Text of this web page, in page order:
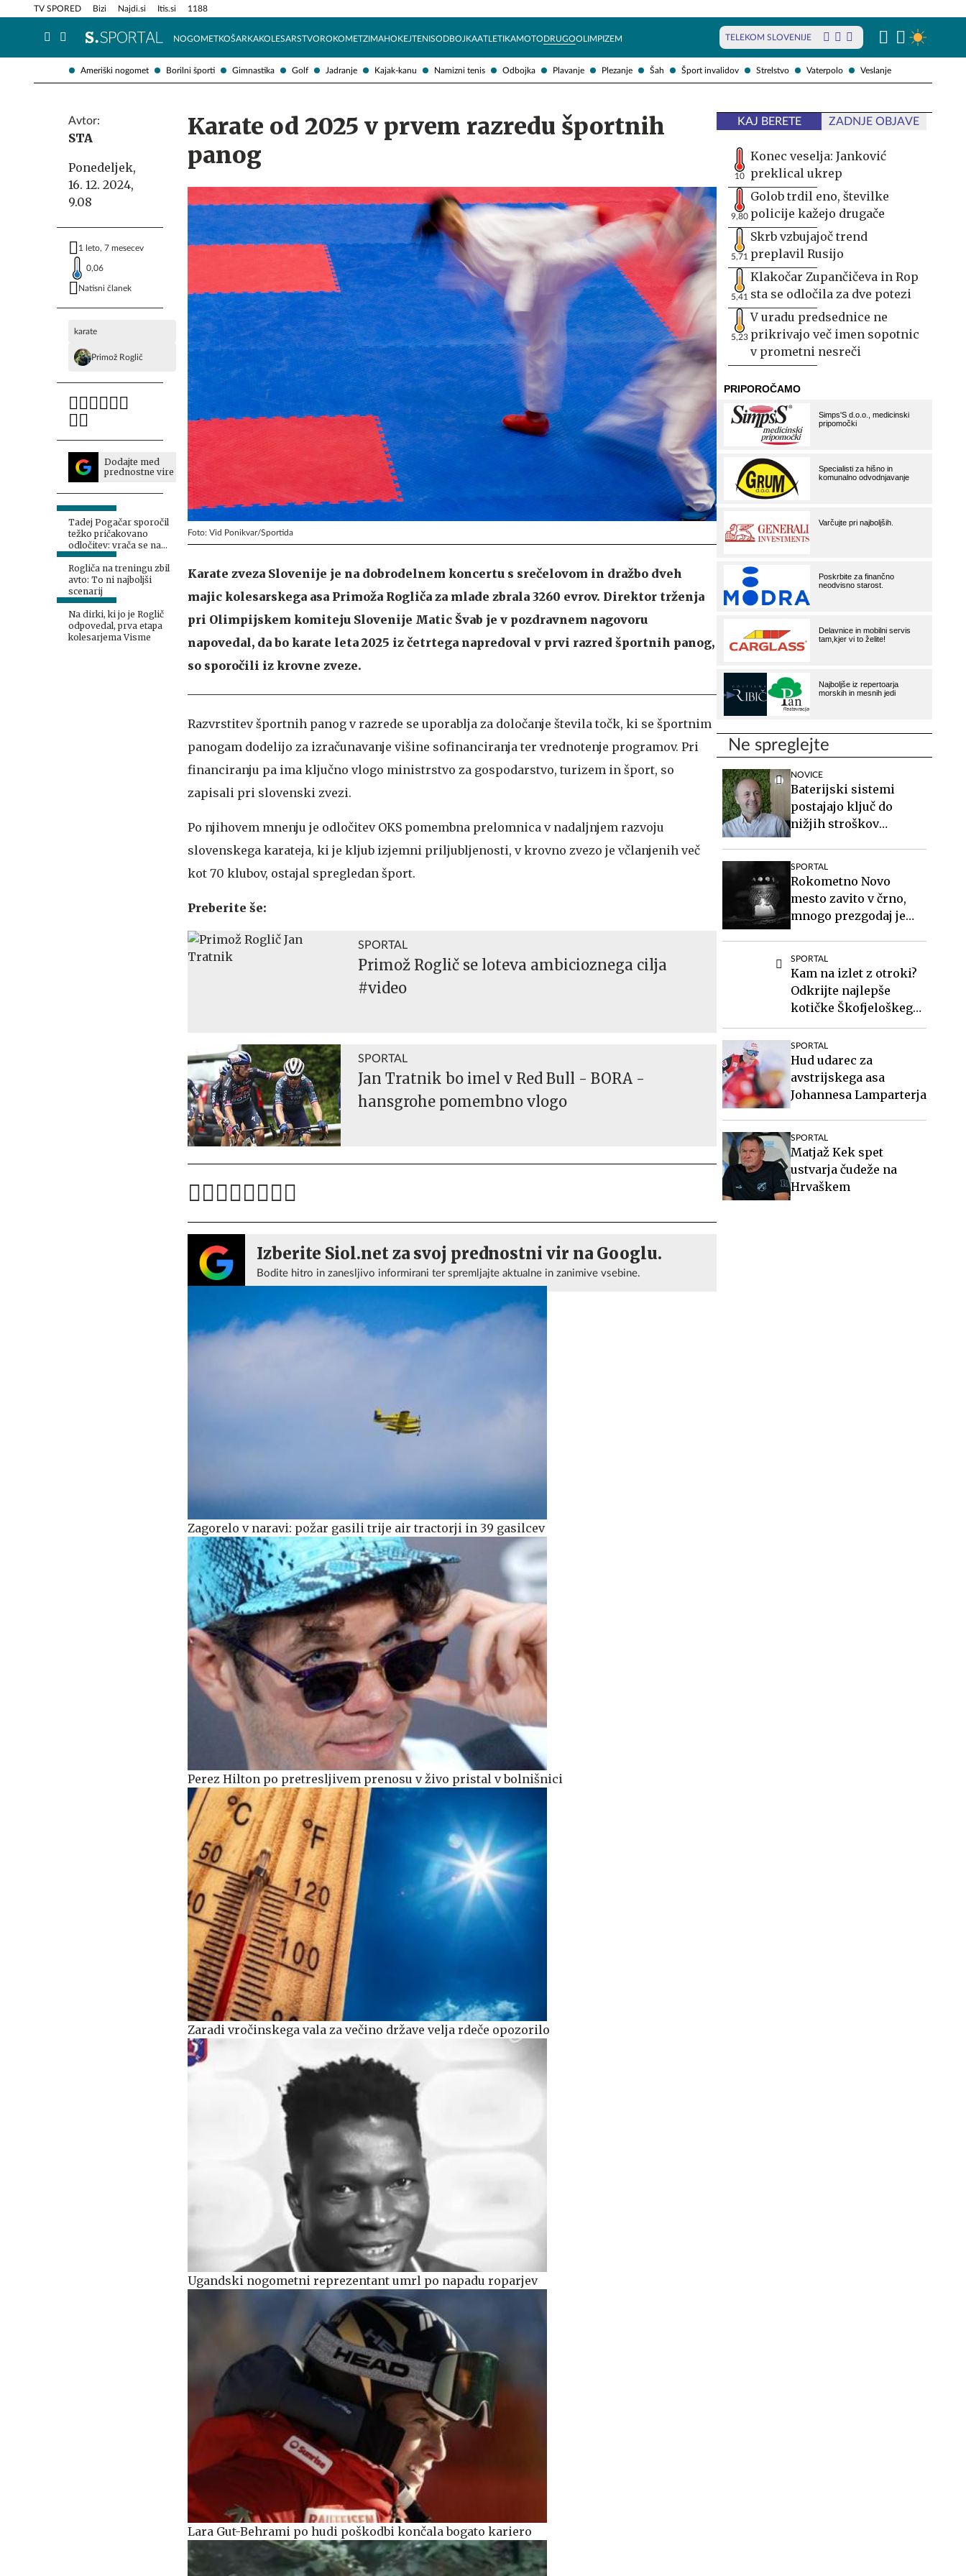
Ameriški nogomet Borilni športi Gimnastika Golf Jadranje Kajak-kanu Namizni tenis Odbojka Plavanje Plezanje Šah Šport invalidov Strelstvo Vaterpolo Veslanje
TV SPORED Bizi Najdi.si Itis.si 1188
NOGOMETKOŠARKAKOLESARSTVOROKOMETZIMAHOKEJTENISODBOJKAATLETIKAMOTODRUGOOLIMPIZEM TELEKOM SLOVENIJE
Info in obvestila Tehnik
Avtor:
STA
Ponedeljek,
16. 12. 2024,
9.08
1 leto, 7 mesecev
0,06
Natisni članek
karate
Primož Roglič
Dodajte med
prednostne vire
Tadej Pogačar sporočil
težko pričakovano
odločitev: vrača se na
Vuelto!
Rogliča na treningu zbil
avto: To ni najboljši
scenarij
Na dirki, ki jo je Roglič
odpovedal, prva etapa
kolesarjema Visme
Karate od 2025 v prvem razredu športnih
panog
Foto: Vid Ponikvar/Sportida
Karate zveza Slovenije je na dobrodelnem koncertu s srečelovom in dražbo dveh
majic kolesarskega asa Primoža Rogliča za mlade zbrala 3260 evrov. Direktor trženja
pri Olimpijskem komiteju Slovenije Matic Švab je v pozdravnem nagovoru
napovedal, da bo karate leta 2025 iz četrtega napredoval v prvi razred športnih panog,
so sporočili iz krovne zveze.
Razvrstitev športnih panog v razrede se uporablja za določanje števila točk, ki se športnim
panogam dodelijo za izračunavanje višine sofinanciranja ter vrednotenje programov. Pri
financiranju pa ima ključno vlogo ministrstvo za gospodarstvo, turizem in šport, so
zapisali pri slovenski zvezi.
Po njihovem mnenju je odločitev OKS pomembna prelomnica v nadaljnjem razvoju
slovenskega karateja, ki je kljub izjemni priljubljenosti, v krovno zvezo je včlanjenih več
kot 70 klubov, ostajal spregledan šport.
Preberite še:
SPORTAL
Primož Roglič se loteva ambicioznega cilja
#video
SPORTAL
Jan Tratnik bo imel v Red Bull - BORA -
hansgrohe pomembno vlogo
Izberite Siol.net za svoj prednostni vir na Googlu.
Bodite hitro in zanesljivo informirani ter spremljajte aktualne in zanimive vsebine.
Zagorelo v naravi: požar gasili trije air tractorji in 39 gasilcev
Perez Hilton po pretresljivem prenosu v živo pristal v bolnišnici
Zaradi vročinskega vala za večino države velja rdeče opozorilo
Ugandski nogometni reprezentant umrl po napadu roparjev
Lara Gut-Behrami po hudi poškodbi končala bogato kariero
KAJ BERETE ZADNJE OBJAVE
10
Konec veselja: Janković
preklical ukrep
9,80
Golob trdil eno, številke
policije kažejo drugače
5,71
Skrb vzbujajoč trend
preplavil Rusijo
5,41
Klakočar Zupančičeva in Rop
sta se odločila za dve potezi
5,23
V uradu predsednice ne
prikrivajo več imen sopotnic
v prometni nesreči
Ne spreglejte
NOVICE
Baterijski sistemi
postajajo ključ do
nižjih stroškov
SPORTAL
Rokometno Novo
mesto zavito v črno,
mnogo prezgodaj je
SPORTAL
Kam na izlet z otroki?
Odkrijte najlepše
kotičke Škofjeloškega
hribovja.
SPORTAL
Hud udarec za
avstrijskega asa
Johannesa Lamparterja
SPORTAL
Matjaž Kek spet
ustvarja čudeže na
Hrvaškem